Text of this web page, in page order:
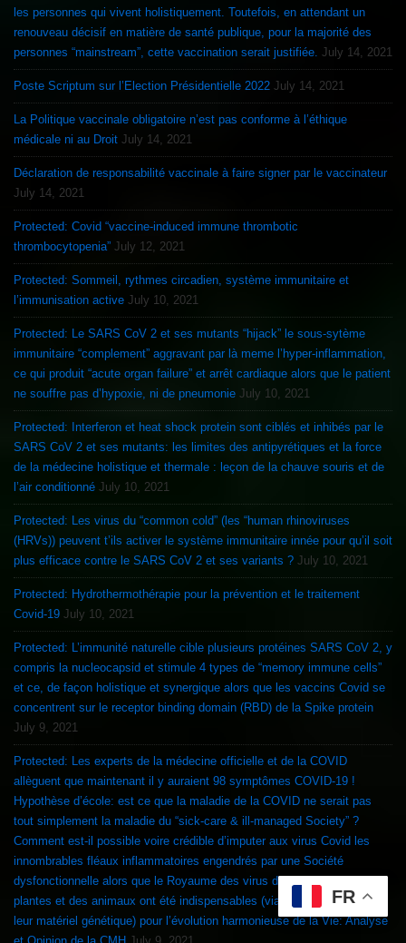
les personnes qui vivent holistiquement. Toutefois, en attendant un
renouveau décisif en matière de santé publique, pour la majorité des
personnes “mainstream”, cette vaccination serait justifiée. July 14, 2021
Poste Scriptum sur l’Election Présidentielle 2022 July 14, 2021
La Politique vaccinale obligatoire n’est pas conforme à l’éthique
médicale ni au Droit July 14, 2021
Déclaration de responsabilité vaccinale à faire signer par le vaccinateur
July 14, 2021
Protected: Covid “vaccine-induced immune thrombotic
thrombocytopenia” July 12, 2021
Protected: Sommeil, rythmes circadien, système immunitaire et
l’immunisation active July 10, 2021
Protected: Le SARS CoV 2 et ses mutants “hijack” le sous-sytème
immunitaire “complement” aggravant par là meme l’hyper-inflammation,
ce qui produit “acute organ failure” et arrêt cardiaque alors que le patient
ne souffre pas d’hypoxie, ni de pneumonie July 10, 2021
Protected: Interferon et heat shock protein sont ciblés et inhibés par le
SARS CoV 2 et ses mutants: les limites des antipyrétiques et la force
de la médecine holistique et thermale : leçon de la chauve souris et de
l’air conditionné July 10, 2021
Protected: Les virus du “common cold” (les “human rhinoviruses
(HRVs)) peuvent t’ils activer le système immunitaire innée pour qu’il soit
plus efficace contre le SARS CoV 2 et ses variants ? July 10, 2021
Protected: Hydrothermothérapie pour la prévention et le traitement
Covid-19 July 10, 2021
Protected: L’immunité naturelle cible plusieurs protéines SARS CoV 2, y
compris la nucleocapsid et stimule 4 types de “memory immune cells”
et ce, de façon holistique et synergique alors que les vaccins Covid se
concentrent sur le receptor binding domain (RBD) de la Spike protein
July 9, 2021
Protected: Les experts de la médecine officielle et de la COVID
allèguent que maintenant il y auraient 98 symptômes COVID-19 !
Hypothèse d’école: est ce que la maladie de la COVID ne serait pas
tout simplement la maladie du “sick-care & ill-managed Society” ?
Comment est-il possible voire crédible d’imputer aux virus Covid les
innombrables fléaux inflammatoires engendrés par une Société
dysfonctionnelle alors que le Royaume des virus des océans, des
plantes et des animaux ont été indispensables (via le transfère utile de
leur matériel génétique) pour l’évolution harmonieuse de la Vie: Analyse
FR